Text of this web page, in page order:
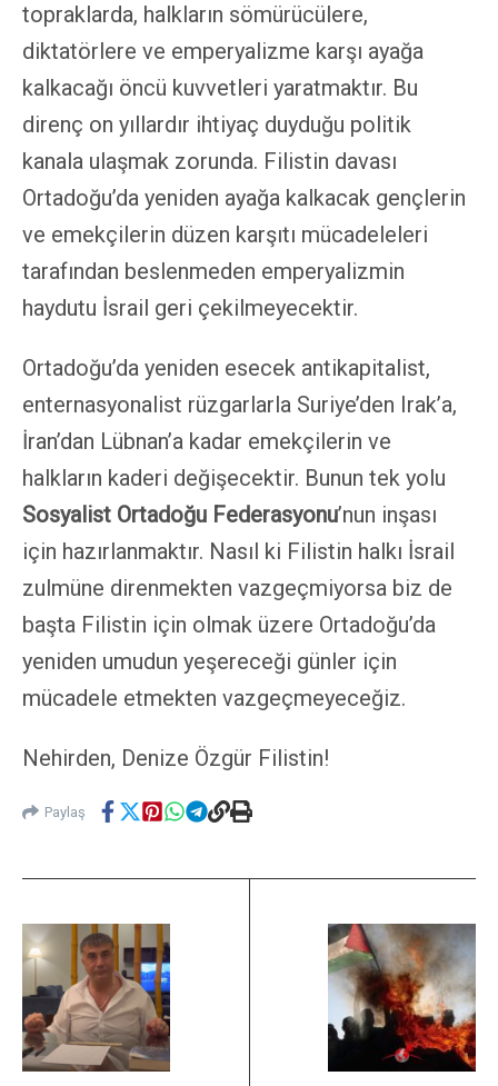
topraklarda, halkların sömürücülere,
diktatörlere ve emperyalizme karşı ayağa
kalkacağı öncü kuvvetleri yaratmaktır. Bu
direnç on yıllardır ihtiyaç duyduğu politik
kanala ulaşmak zorunda. Filistin davası
Ortadoğu’da yeniden ayağa kalkacak gençlerin
ve emekçilerin düzen karşıtı mücadeleleri
tarafından beslenmeden emperyalizmin
haydutu İsrail geri çekilmeyecektir.
Ortadoğu’da yeniden esecek antikapitalist,
enternasyonalist rüzgarlarla Suriye’den Irak’a,
İran’dan Lübnan’a kadar emekçilerin ve
halkların kaderi değişecektir. Bunun tek yolu
Sosyalist Ortadoğu Federasyonu’nun inşası
için hazırlanmaktır. Nasıl ki Filistin halkı İsrail
zulmüne direnmekten vazgeçmiyorsa biz de
başta Filistin için olmak üzere Ortadoğu’da
yeniden umudun yeşereceği günler için
mücadele etmekten vazgeçmeyeceğiz.
Nehirden, Denize Özgür Filistin!
Paylaş